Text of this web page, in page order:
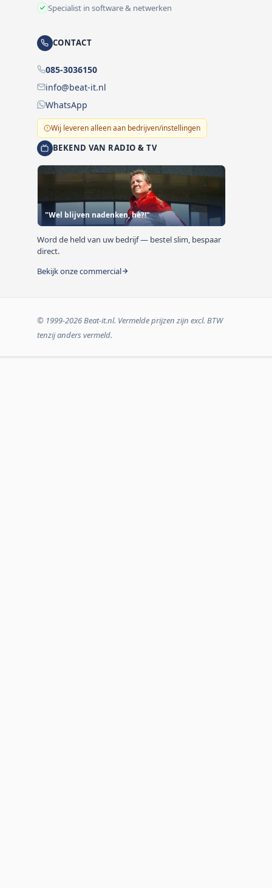
Specialist in software & netwerken
CONTACT
085-3036150
info@beat-it.nl
WhatsApp
Wij leveren alleen aan bedrijven/instellingen
BEKEND VAN RADIO & TV
"Wel blijven nadenken, hè?!"
Word de held van uw bedrijf — bestel slim, bespaar
direct.
Bekijk onze commercial
© 1999-2026 Beat-it.nl. Vermelde prijzen zijn excl. BTW
tenzij anders vermeld.